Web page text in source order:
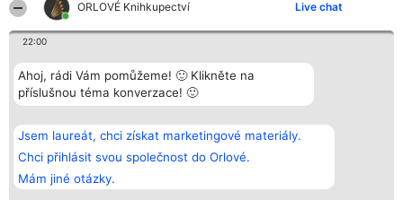
ORLOVÉ Knihkupectví Live chat
22:00
Ahoj, rádi Vám pomůžeme! 🙂 Klikněte na
příslušnou téma konverzace! 🙂
Jsem laureát, chci získat marketingové materiály.
Chci přihlásit svou společnost do Orlové.
Mám jiné otázky.
Bright Side Solutions sp. z o.
o. sp. k.
ul. Ruska 22
Wrocław 50-079
KRS 0000749100 | Regon
381313360 | NIP 8943132676
Vítězové
Seznam všech
laureátů
Zásady
Zásady
Kontakt